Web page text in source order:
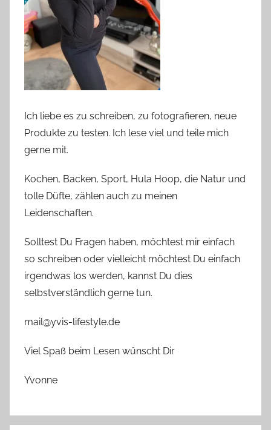
Ich liebe es zu schreiben, zu fotografieren, neue
Produkte zu testen. Ich lese viel und teile mich
gerne mit.
Kochen, Backen, Sport, Hula Hoop, die Natur und
tolle Düfte, zählen auch zu meinen
Leidenschaften.
Solltest Du Fragen haben, möchtest mir einfach
so schreiben oder vielleicht möchtest Du einfach
irgendwas los werden, kannst Du dies
selbstverständlich gerne tun.
mail@yvis-lifestyle.de
Viel Spaß beim Lesen wünscht Dir
Yvonne